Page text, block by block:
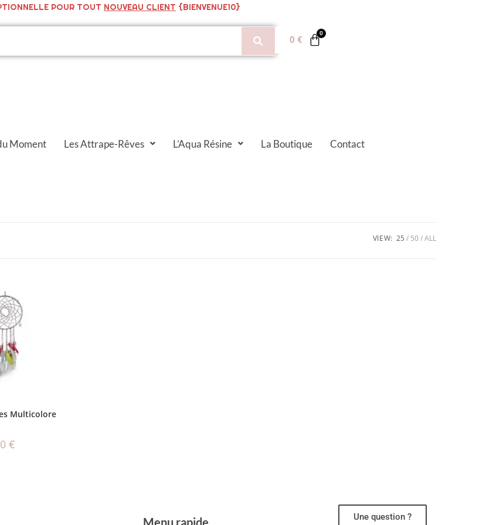
POUR TOUT NOUVEAU CLIENT {BIENVENUE10}
0 €
Moment Les Attrape-Rêves L’Aqua Résine La Boutique Contact
VIEW: 25 50 ALL
Multicolore
€
Une question ?